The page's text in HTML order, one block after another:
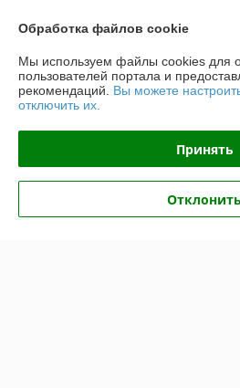
Доставка и оплата
График работы
Полная версия сайта
Политика обработки cookies
Обработка файлов cookie
Мы используем файлы cookies для
пользователей портала и
рекомендаций. Вы можете
отключить их.
Принять
Отклонить